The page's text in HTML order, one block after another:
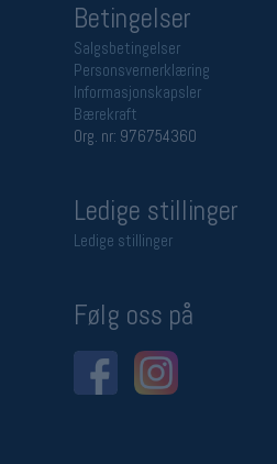
Betingelser
Salgsbetingelser
Personsvernerklæring
Informasjonskapsler
Bærekraft
Org. nr: 976754360
Ledige stillinger
Ledige stillinger
Følg oss på